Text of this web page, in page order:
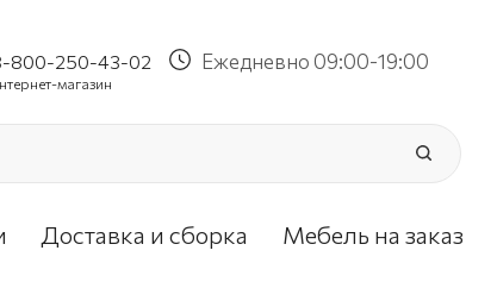
800-250-43-02
магазин
Ежедневно 09:00-19:00
Доставка и сборка Мебель на заказ